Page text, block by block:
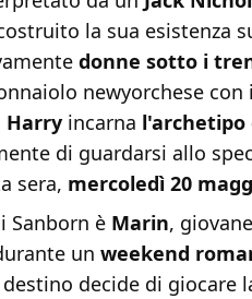
la sua esistenza
donne sotto i
newyorchese
Harry incarna l'archetipo
di guardarsi allo
sera, mercoledì 20
Sanborn è Marin,
un weekend
decide di giocare